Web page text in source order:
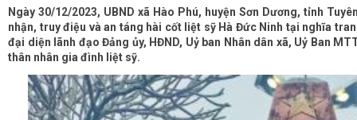
Ngày 30/12/2023, UBND xã Hào Phú, huyện Sơn Dương, tỉnh
nhận, truy điệu và an táng hài cốt liệt sỹ Hà Đức Ninh tại nghĩa
đại diện lãnh đạo Đảng ủy, HĐND, Uỷ ban Nhân dân xã, Uỷ Ban
thân nhân gia đình liệt sỹ.